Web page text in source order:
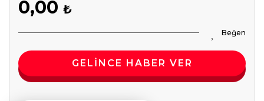
0,00 ₺
GELİNCE HABER VER